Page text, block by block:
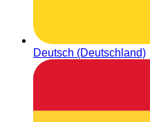
Deutsch (Deutschland)